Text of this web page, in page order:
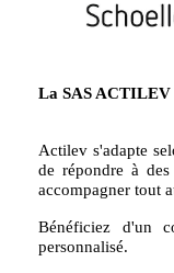
La SAS ACTILEV
Actilev s'adapte
de répondre à
accompagner tout
Bénéficiez d'un
personnalisé.